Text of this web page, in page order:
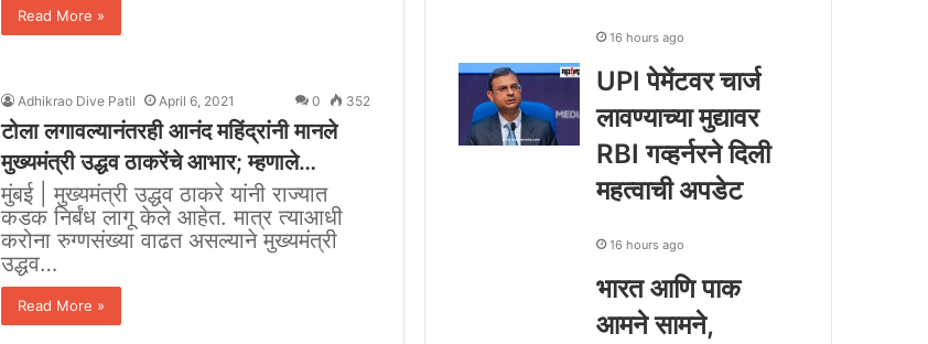
Read More »
Adhikrao Dive Patil April 6, 2021 0 352
टोला लगावल्यानंतरही आनंद महिंद्रांनी मानले
मुख्यमंत्री उद्धव ठाकरेंचे आभार; म्हणाले…
मुंबई | मुख्यमंत्री उद्धव ठाकरे यांनी राज्यात
कडक निर्बंध लागू केले आहेत. मात्र त्याआधी
करोना रुग्णसंख्या वाढत असल्याने मुख्यमंत्री
उद्धव…
Read More »
16 hours ago
UPI पेमेंटवर चार्ज
लावण्याच्या मुद्यावर
RBI गव्हर्नरने दिली
महत्वाची अपडेट
16 hours ago
भारत आणि पाक
आमने सामने,